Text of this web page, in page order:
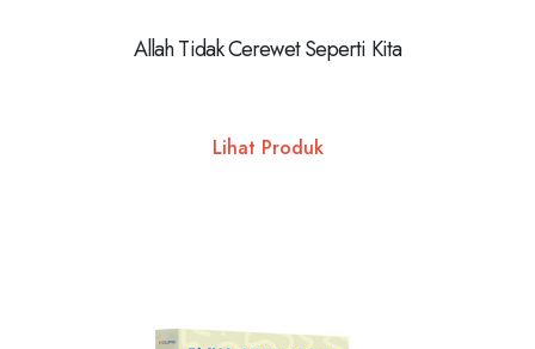
Allah Tidak Cerewet Seperti Kita
Lihat Produk